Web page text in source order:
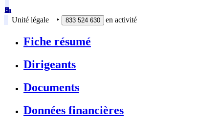
Unité légale ‣ 833 524 630 en activité
Fiche résumé
Dirigeants
Documents
Données financières